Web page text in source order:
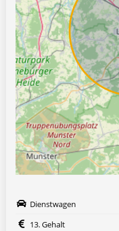
Dienstwagen
13. Gehalt